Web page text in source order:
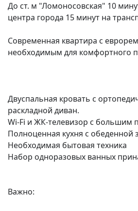
До ст. м "Ломоносовская" 10
центра города 15 минут на
Современная квартира с
необходимым для комфортного
Двуспальная кровать с
раскладной диван.
Wi-Fi и ЖК-телевизор с большим
Полноценная кухня с обеденной
Необходимая бытовая техника
Набор одноразовых ванных
Важно: